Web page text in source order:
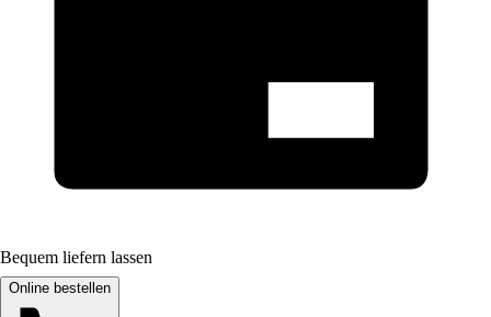
Bequem liefern lassen
Online bestellen